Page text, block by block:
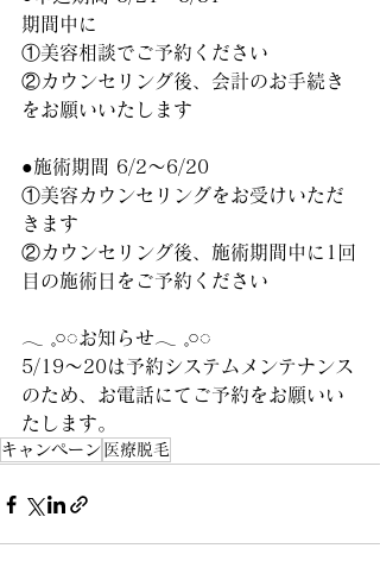
期間中に
①美容相談でご予約ください
②カウンセリング後、会計のお手続き
をお願いいたします
●施術期間 6/2～6/20
①美容カウンセリングをお受けいただ
きます
②カウンセリング後、施術期間中に1回
目の施術日をご予約ください
𓂃 𓈒𓏸◌‬お知らせ𓂃 𓈒𓏸◌‬
5/19〜20は予約システムメンテナンス
のため、お電話にてご予約をお願いい
たします。
キャンペーン 医療脱毛